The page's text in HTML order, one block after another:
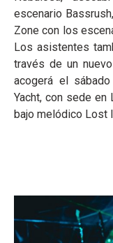
escenario
Zone con los
Los asistentes
través de un
acogerá el
Yacht, con sede
bajo melódico Lost